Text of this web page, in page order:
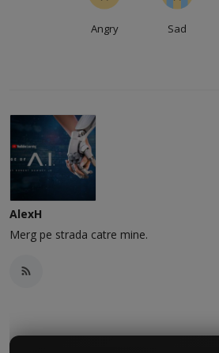
Angry Sad
AlexH
Merg pe strada catre mine.